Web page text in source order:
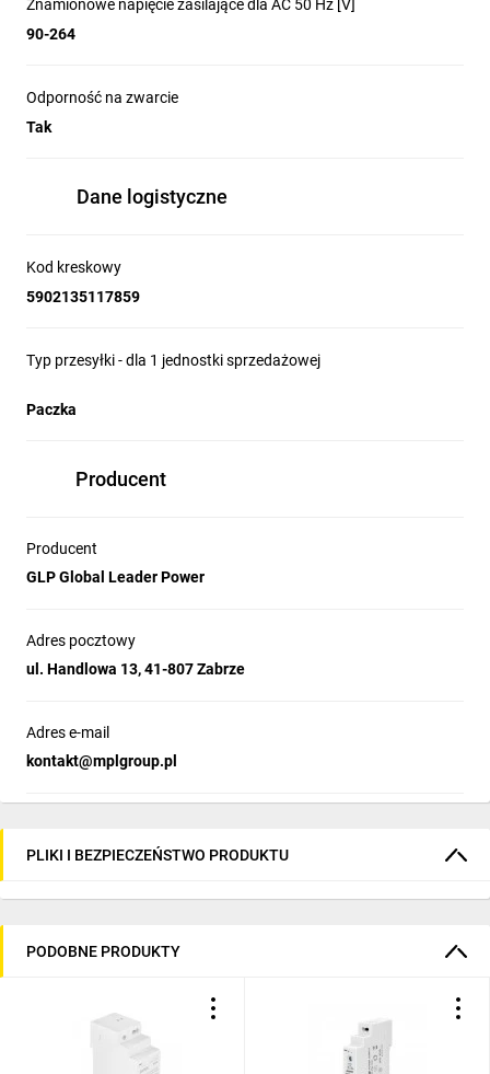
Znamionowe napięcie zasilające dla AC 50 Hz [V]
90-264
Odporność na zwarcie
Tak
Dane logistyczne
Kod kreskowy
5902135117859
Typ przesyłki - dla 1 jednostki sprzedażowej
Paczka
Producent
Producent
GLP Global Leader Power
Adres pocztowy
ul. Handlowa 13, 41-807 Zabrze
Adres e-mail
kontakt@mplgroup.pl
PLIKI I BEZPIECZEŃSTWO PRODUKTU
PODOBNE PRODUKTY